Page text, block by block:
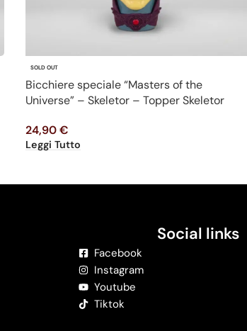
SOLD OUT
Bicchiere speciale “Masters of the
Universe” – Skeletor – Topper Skeletor
24,90€
Leggi Tutto
Social links
Facebook
Instagram
Youtube
Tiktok